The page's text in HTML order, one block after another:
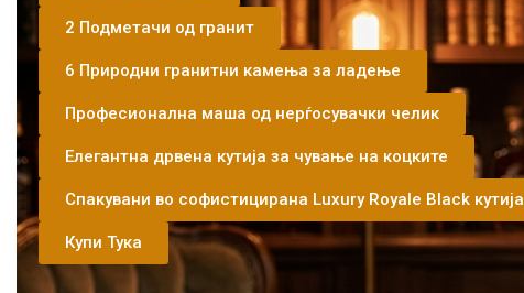
2 Подметачи од гранит
6 Природни гранитни камења за ладење
Професионална маша од нерѓосувачки челик
Елегантна дрвена кутија за чување на коцките
Спакувани во софистицирана Luxury Royale Black кутија
Купи Тука